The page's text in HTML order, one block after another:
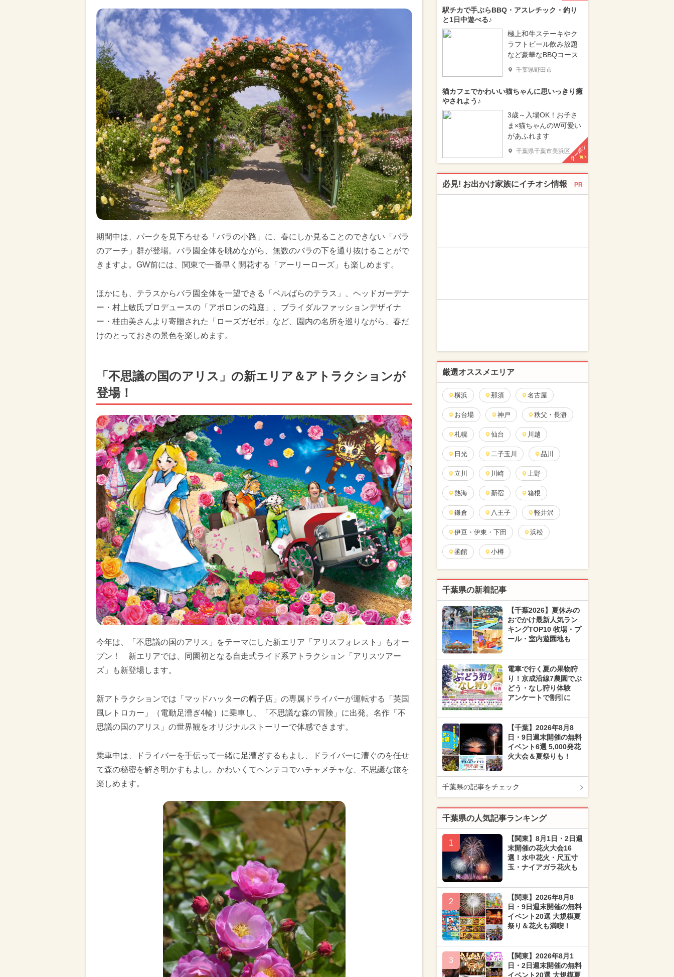
期間中は、パークを見下ろせる「バラの小路」に、春にしか見ることのできない「バラ
のアーチ」群が登場。バラ園全体を眺めながら、無数のバラの下を通り抜けることがで
きますよ。GW前には、関東で一番早く開花する「アーリーローズ」も楽しめます。
ほかにも、テラスからバラ園全体を一望できる「ベルばらのテラス」、ヘッドガーデナ
ー・村上敏氏プロデュースの「アポロンの箱庭」、ブライダルファッションデザイナ
ー・桂由美さんより寄贈された「ローズガゼボ」など、園内の名所を巡りながら、春だ
けのとっておきの景色を楽しめます。
「不思議の国のアリス」の新エリア＆アトラクションが
登場！
今年は、「不思議の国のアリス」をテーマにした新エリア「アリスフォレスト」もオー
プン！ 新エリアでは、同園初となる自走式ライド系アトラクション「アリスツアー
ズ」も新登場します。
新アトラクションでは「マッドハッターの帽子店」の専属ドライバーが運転する「英国
風レトロカー」（電動足漕ぎ4輪）に乗車し、「不思議な森の冒険」に出発。名作「不
思議の国のアリス」の世界観をオリジナルストーリーで体感できます。
乗車中は、ドライバーを手伝って一緒に足漕ぎするもよし、ドライバーに漕ぐのを任せ
て森の秘密を解き明かすもよし。かわいくてヘンテコでハチャメチャな、不思議な旅を
楽しめます。
駅チカで手ぶらBBQ・アスレチック・釣り
と1日中遊べる♪
極上和牛ステーキやク
ラフトビール飲み放題
など豪華なBBQコース
千葉県野田市
猫カフェでかわいい猫ちゃんに思いっきり癒
やされよう♪
3歳～入場OK！お子さ
ま×猫ちゃんのW可愛い
があふれます
千葉県千葉市美浜区クーポン
必見! お出かけ家族にイチオシ情報 PR
厳選オススメエリア
横浜 那須 名古屋
お台場 神戸 秩父・長瀞
札幌 仙台 川越
日光 二子玉川 品川
立川 川崎 上野
熱海 新宿 箱根
鎌倉 八王子 軽井沢
伊豆・伊東・下田 浜松
函館 小樽
千葉県の新着記事
【千葉2026】夏休みの
おでかけ最新人気ラン
キングTOP10 牧場・プ
ール・室内遊園地も
電車で行く夏の果物狩
り！京成沿線7農園でぶ
どう・なし狩り体験
アンケートで割引に
【千葉】2026年8月8
日・9日週末開催の無料
イベント6選 5,000発花
火大会＆夏祭りも！
千葉県の記事をチェック
千葉県の人気記事ランキング
1
【関東】8月1日・2日週
末開催の花火大会16
選！水中花火・尺五寸
玉・ナイアガラ花火も
2
【関東】2026年8月8
日・9日週末開催の無料
イベント20選 大規模夏
祭り＆花火も満喫！
3
【関東】2026年8月1
日・2日週末開催の無料
イベント20選 大規模夏